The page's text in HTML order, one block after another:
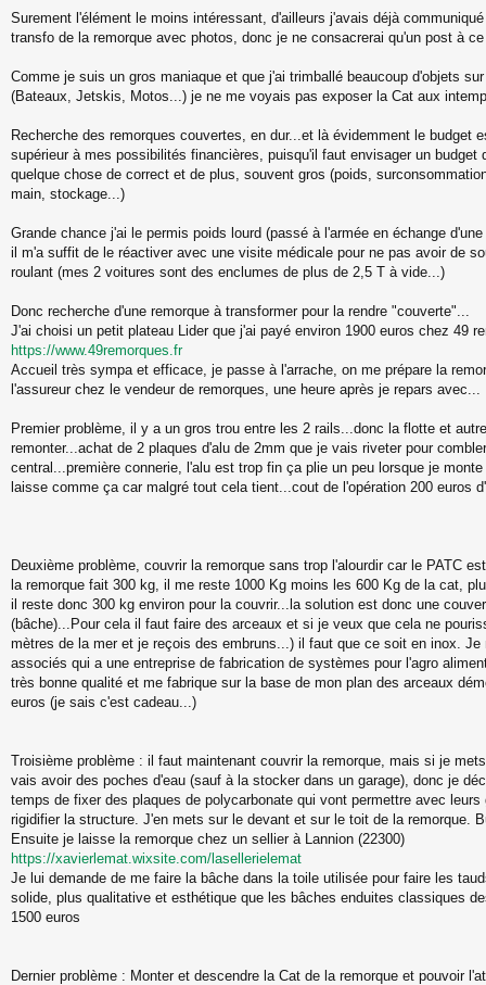
a
g
Surement l'élément le moins intéressant, d'ailleurs j'avais déjà
transfo de la remorque avec photos, donc je ne consacrerai qu'un post à
Comme je suis un gros maniaque et que j'ai trimballé beaucoup d'objets
(Bateaux, Jetskis, Motos...) je ne me voyais pas exposer la Cat aux
Recherche des remorques couvertes, en dur...et là évidemment le budget
supérieur à mes possibilités financières, puisqu'il faut envisager un budget
quelque chose de correct et de plus, souvent gros (poids,
main, stockage...)
Grande chance j'ai le permis poids lourd (passé à l'armée en échange
il m'a suffit de le réactiver avec une visite médicale pour ne pas avoir de
roulant (mes 2 voitures sont des enclumes de plus de 2,5 T à vide...)
Donc recherche d'une remorque à transformer pour la rendre "couverte"...
J'ai choisi un petit plateau Lider que j'ai payé environ 1900 euros chez 49
https://www.49remorques.fr
Accueil très sympa et efficace, je passe à l'arrache, on me prépare la
l'assureur chez le vendeur de remorques, une heure après je repars avec...
Premier problème, il y a un gros trou entre les 2 rails...donc la flotte et
remonter...achat de 2 plaques d'alu de 2mm que je vais riveter pour
central...première connerie, l'alu est trop fin ça plie un peu lorsque je
laisse comme ça car malgré tout cela tient...cout de l'opération 200 euros
Deuxième problème, couvrir la remorque sans trop l'alourdir car le PATC
la remorque fait 300 kg, il me reste 1000 Kg moins les 600 Kg de la cat,
il reste donc 300 kg environ pour la couvrir...la solution est donc une
(bâche)...Pour cela il faut faire des arceaux et si je veux que cela ne
mètres de la mer et je reçois des embruns...) il faut que ce soit en inox. Je
associés qui a une entreprise de fabrication de systèmes pour l'agro
très bonne qualité et me fabrique sur la base de mon plan des arceaux
euros (je sais c'est cadeau...)
Troisième problème : il faut maintenant couvrir la remorque, mais si je
vais avoir des poches d'eau (sauf à la stocker dans un garage), donc je
temps de fixer des plaques de polycarbonate qui vont permettre avec leurs
rigidifier la structure. J'en mets sur le devant et sur le toit de la remorque.
Ensuite je laisse la remorque chez un sellier à Lannion (22300)
https://xavierlemat.wixsite.com/lasellerielemat
Je lui demande de me faire la bâche dans la toile utilisée pour faire les
solide, plus qualitative et esthétique que les bâches enduites classiques
1500 euros
Dernier problème : Monter et descendre la Cat de la remorque et pouvoir